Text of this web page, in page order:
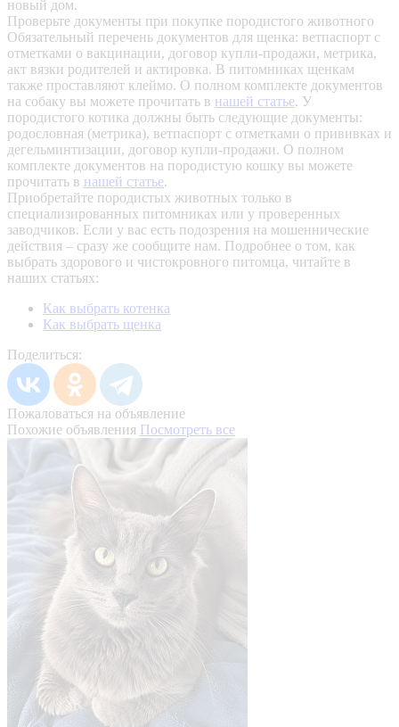
новый дом.
Проверьте документы при покупке породистого животного
Обязательный перечень документов для щенка: ветпаспорт с
отметками о вакцинации, договор купли-продажи, метрика,
акт вязки родителей и актировка. В питомниках щенкам
также проставляют клеймо. О полном комплекте документов
на собаку вы можете прочитать в нашей статье. У
породистого котика должны быть следующие документы:
родословная (метрика), ветпаспорт с отметками о прививках и
дегельминтизации, договор купли-продажи. О полном
комплекте документов на породистую кошку вы можете
прочитать в нашей статье.
Приобретайте породистых животных только в
специализированных питомниках или у проверенных
заводчиков. Если у вас есть подозрения на мошеннические
действия – сразу же сообщите нам. Подробнее о том, как
выбрать здорового и чистокровного питомца, читайте в
наших статьях:
Как выбрать котенка
Как выбрать щенка
Поделиться:
Пожаловаться на объявление
Похожие объявления Посмотреть все